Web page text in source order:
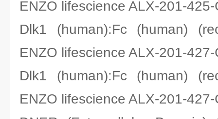
ENZO lifescience ALX-201-
Dlk1 (human):Fc (human)
ENZO lifescience ALX-201-
Dlk1 (human):Fc (human)
ENZO lifescience ALX-201-